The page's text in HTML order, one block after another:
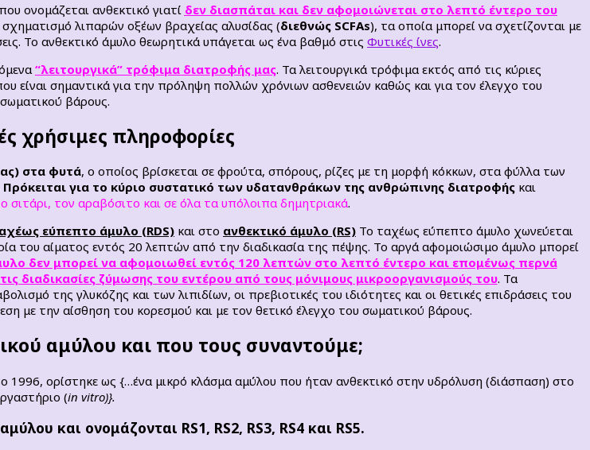
ονομάζεται ανθεκτικό γιατί δεν διασπάται και δεν αφομοιώνεται στο λεπτό έντερο του
λιπαρών οξέων βραχείας αλυσίδας (διεθνώς SCFAs), τα οποία μπορεί να σχετίζονται με
Το ανθεκτικό άμυλο θεωρητικά υπάγεται ως ένα βαθμό στις Φυτικές ίνες.
“λειτουργικά” τρόφιμα διατροφής μας. Τα λειτουργικά τρόφιμα εκτός από τις κύριες
είναι σημαντικά για την πρόληψη πολλών χρόνιων ασθενειών καθώς και για τον έλεγχο του
σωματικού βάρους.
χρήσιμες πληροφορίες
στα φυτά, ο οποίος βρίσκεται σε φρούτα, σπόρους, ρίζες με τη μορφή κόκκων, στα φύλλα των
Πρόκειται για το κύριο συστατικό των υδατανθράκων της ανθρώπινης διατροφήςκαι
σιτάρι, τον αραβόσιτο και σε όλα τα υπόλοιπα δημητριακά.
εύπεπτο άμυλο (RDS) και στο ανθεκτικό άμυλο (RS) Το ταχέως εύπεπτο άμυλο χωνεύεται
του αίματος εντός 20 λεπτών από την διαδικασία της πέψης. Το αργά αφομοιώσιμο άμυλο μπορεί
δεν μπορεί να αφομοιωθεί εντός 120 λεπτών στο λεπτό έντερο και επομένως περνά
διαδικασίες ζύμωσης του εντέρου από τους μόνιμους μικροοργανισμούς του. Τα
της γλυκόζης και των λιπιδίων, οι πρεβιοτικές του ιδιότητες και οι θετικές επιδράσεις του
με την αίσθηση του κορεσμού και με τον θετικό έλεγχο του σωματικού βάρους.
αμύλου και που τους συναντούμε;
ορίστηκε ως {…ένα μικρό κλάσμα αμύλου που ήταν ανθεκτικό στην υδρόλυση (διάσπαση) στο
(in vitro)}.
και ονομάζονται RS1, RS2, RS3, RS4 και RS5.